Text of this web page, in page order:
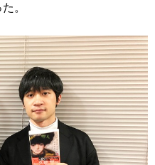
。